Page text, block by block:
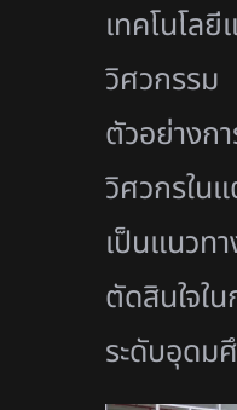
เทคโนโล
วิศวกรร
ตัวอย่างก
วิศวกรใน
เป็นแนวท
ตัดสินใจใ
ระดับอุดม